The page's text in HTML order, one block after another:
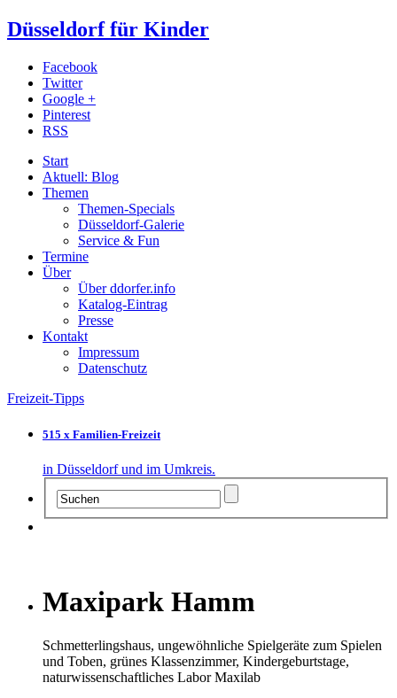
Düsseldorf für Kinder
Facebook
Twitter
Google +
Pinterest
RSS
Start
Aktuell: Blog
Themen
Themen-Specials
Düsseldorf-Galerie
Service & Fun
Termine
Über
Über ddorfer.info
Katalog-Eintrag
Presse
Kontakt
Impressum
Datenschutz
Freizeit-Tipps
515 x Familien-Freizeit
in Düsseldorf und im Umkreis.
Maxipark Hamm
Schmetterlingshaus, ungewöhnliche Spielgeräte zum Spielen
und Toben, grünes Klassenzimmer, Kindergeburtstage,
naturwissenschaftliches Labor Maxilab